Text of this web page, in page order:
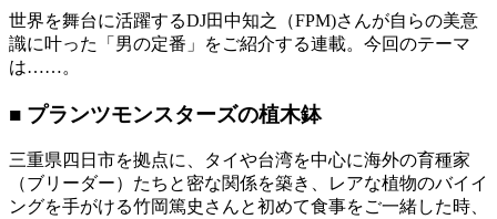
世界を舞台に活躍するDJ田中知之（FPM)さんが自らの美意
識に叶った「男の定番」をご紹介する連載。今回のテーマ
は……。
■ プランツモンスターズの植木鉢
三重県四日市を拠点に、タイや台湾を中心に海外の育種家
（ブリーダー）たちと密な関係を築き、レアな植物のバイイ
ングを手がける竹岡篤史さんと初めて食事をご一緒した時、